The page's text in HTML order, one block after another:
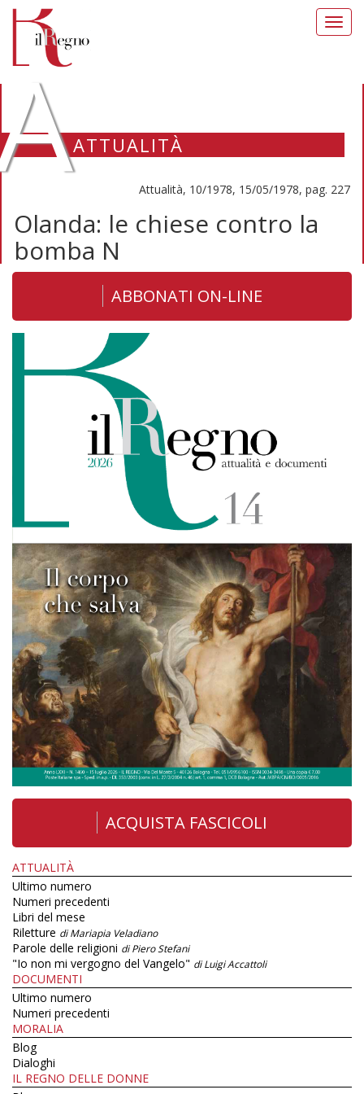
ATTUALITÀ
Attualità, 10/1978, 15/05/1978, pag. 227
Olanda: le chiese contro la
bomba N
ABBONATI ON-LINE
ACQUISTA FASCICOLI
ATTUALITÀ
Ultimo numero
Numeri precedenti
Libri del mese
Riletture di Mariapia Veladiano
Parole delle religioni di Piero Stefani
"Io non mi vergogno del Vangelo" di Luigi Accattoli
DOCUMENTI
Ultimo numero
Numeri precedenti
MORALIA
Blog
Dialoghi
IL REGNO DELLE DONNE